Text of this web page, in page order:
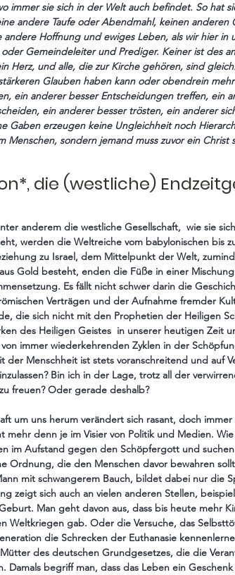
immer sie sich in der Welt auch befindet. So hat
andere Taufe oder Abendmahl, keinen
Hoffnung und ewiges Leben, als wir hier in
oder Gemeindeleiter und Prediger. Keiner ist des
Herz, und alle, die zur Kirche gehören, sind
Glauben haben kann oder obendrein
ein anderer besser Entscheidungen treffen, ein
ein anderer besser trösten, ein anderer
Gaben erzeugen keine Ungleichheit noch
Menschen, sondern jemand muss zuvor ein Christ
die (westliche)
anderem die westliche Gesellschaft,  wie sie
werden die Weltreiche vom babylonischen bis
zu Israel, dem Mittelpunkt der Welt,
Gold besteht, enden die Füße in einer
Es fällt nicht schwer darin die
Verträgen und der Aufnahme fremder
die sich nicht mit den Prophetien der Heiligen
des Heiligen Geistes  in unserer heutigen Zeit
immer wiederkehrenden Zyklen in der
der Menschheit ist stets voranschreitend und auf
Bin ich in der Lage, trotz all der
freuen? Oder gerade deshalb?
um uns herum verändert sich rasant, doch
mehr denn je im Visier von Politik und Medien.
im Aufstand gegen den Schöpfergott und
Ordnung, die den Menschen davor bewahren
mit schwangerem Bauch, bildet dabei nur die
zeigt sich auch an vielen anderen Stellen,
Man geht davon aus, dass bis heute mehr
Weltkriegen gab. Oder die Versuche, das
die Schrecken der Euthanasie
des deutschen Grundgesetzes, die die
Damals begriff man, dass das Leben ein